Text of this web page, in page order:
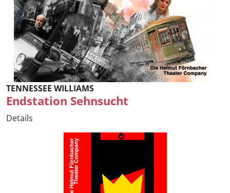
TENNESSEE WILLIAMS
Endstation Sehnsucht
Details